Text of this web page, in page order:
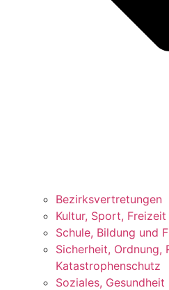
Bezirks­vertretungen
Kul­tur, Sport,
Schu­le, Bil­dung und
Sicher­heit, Ord­nung,
Katastrophenschutz
Sozia­les,